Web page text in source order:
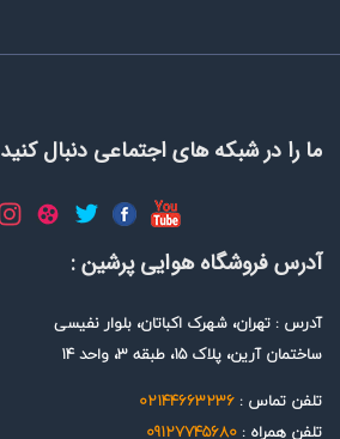
ما را در شبکه های اجتماعی دنبال کنید
آدرس فروشگاه هوایی پرشین :
آدرس : تهران، شهرک اکباتان، بلوار نفیسی
ساختمان آرین، پلاک 15، طبقه 3، واحد 14
تلفن تماس : 02144663236
تلفن همراه : 09127745680